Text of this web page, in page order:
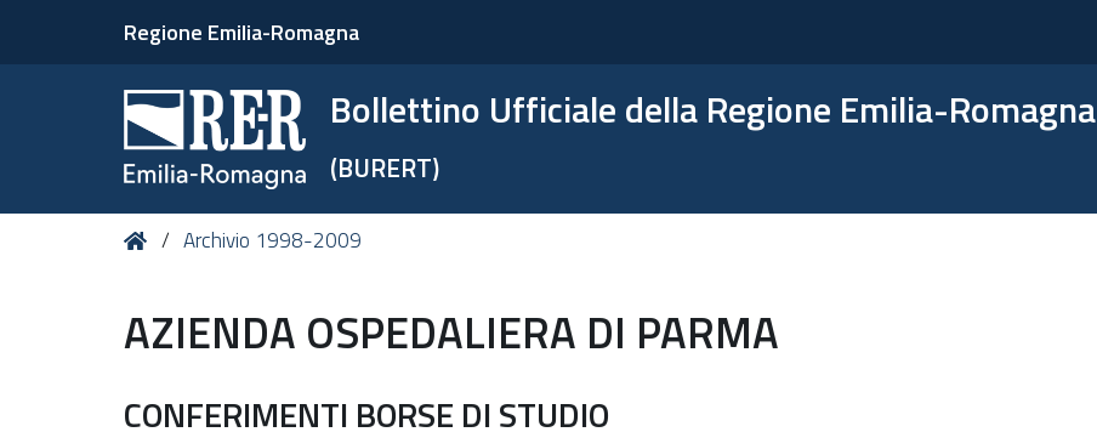
Regione Emilia-Romagna
Bollettino Ufficiale della Regione Emilia-Romagna
(BURERT)
Tu HomeArchivio 1998-2009
AZIENDA OSPEDALIERA DI PARMA
CONFERIMENTI BORSE DI STUDIO